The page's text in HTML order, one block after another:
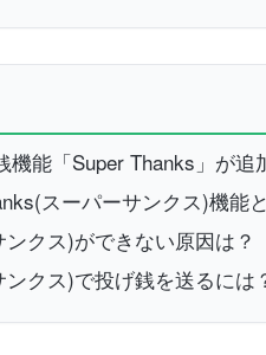
能「Super Thanks」が追
スーパーサンクス)機能
ンクス)ができない原因は？
ンクス)で投げ銭を送るには